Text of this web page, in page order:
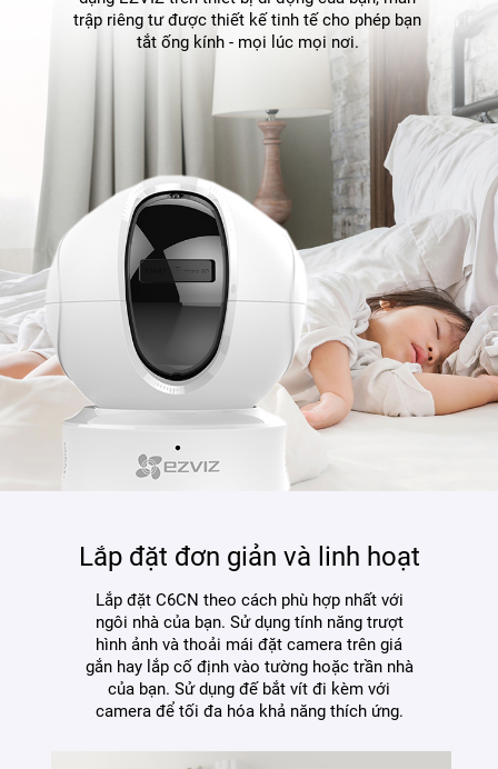
trập riêng tư được thiết kế tinh tế cho phép bạn
tắt ống kính - mọi lúc mọi nơi.
Lắp đặt đơn giản và linh hoạt
Lắp đặt C6CN theo cách phù hợp nhất với
ngôi nhà của bạn. Sử dụng tính năng trượt
hình ảnh và thoải mái đặt camera trên giá
gắn hay lắp cố định vào tường hoặc trần nhà
của bạn. Sử dụng đế bắt vít đi kèm với
camera để tối đa hóa khả năng thích ứng.